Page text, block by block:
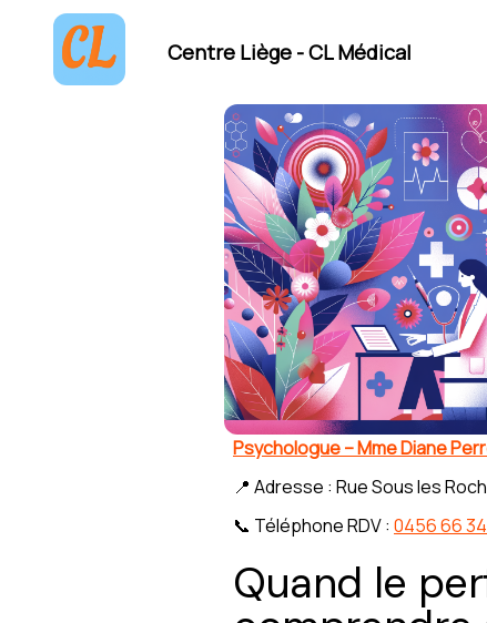
Centre Liège - CL Médical
Psychologue – Mme Diane
📍 Adresse : Rue Sous les
📞 Téléphone RDV : 0456 66
Quand le